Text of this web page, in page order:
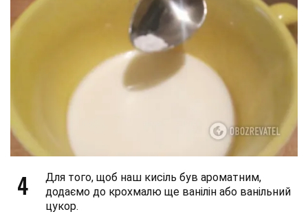
4
Для того, щоб наш кисіль був ароматним,
додаємо до крохмалю ще ванілін або ванільний
цукор.